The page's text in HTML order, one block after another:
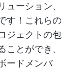
ーション、
す！これらの
ジェクトの包
とができ、
ードメンバ